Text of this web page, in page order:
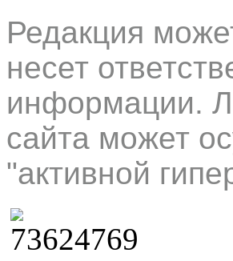
Редакция
несет
информации.
сайта может
"активной